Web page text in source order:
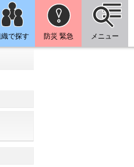
で探す 防災 緊急 メニュー